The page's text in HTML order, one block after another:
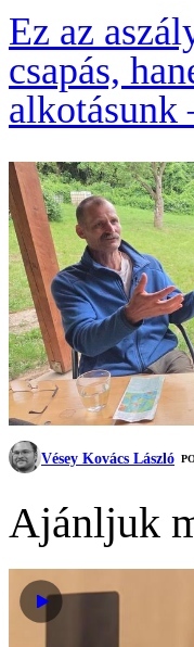
Ez az
csapás,
alkotásunk
Vésey Kovács László
Ajánljuk